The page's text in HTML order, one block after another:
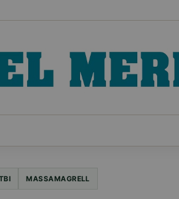
MASSAMAGRELL